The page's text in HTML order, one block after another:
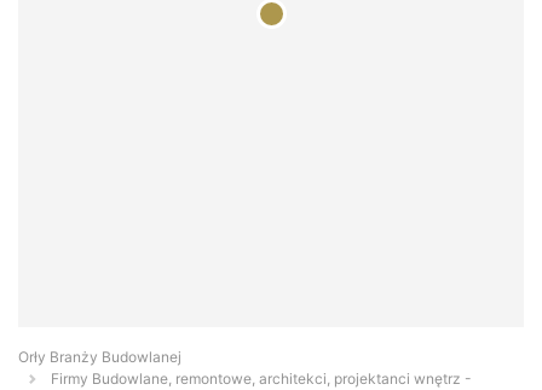
Orły Branży Budowlanej
Firmy Budowlane, remontowe, architekci, projektanci wnętrz -